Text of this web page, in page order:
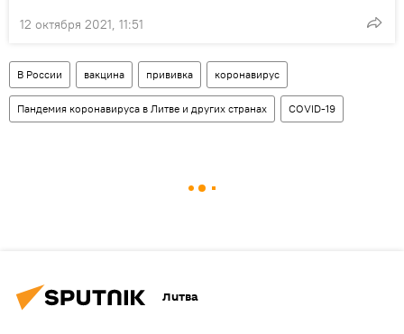
12 октября 2021, 11:51
В России вакцина прививка коронавирус
Пандемия коронавируса в Литве и других странах COVID-19
Литва